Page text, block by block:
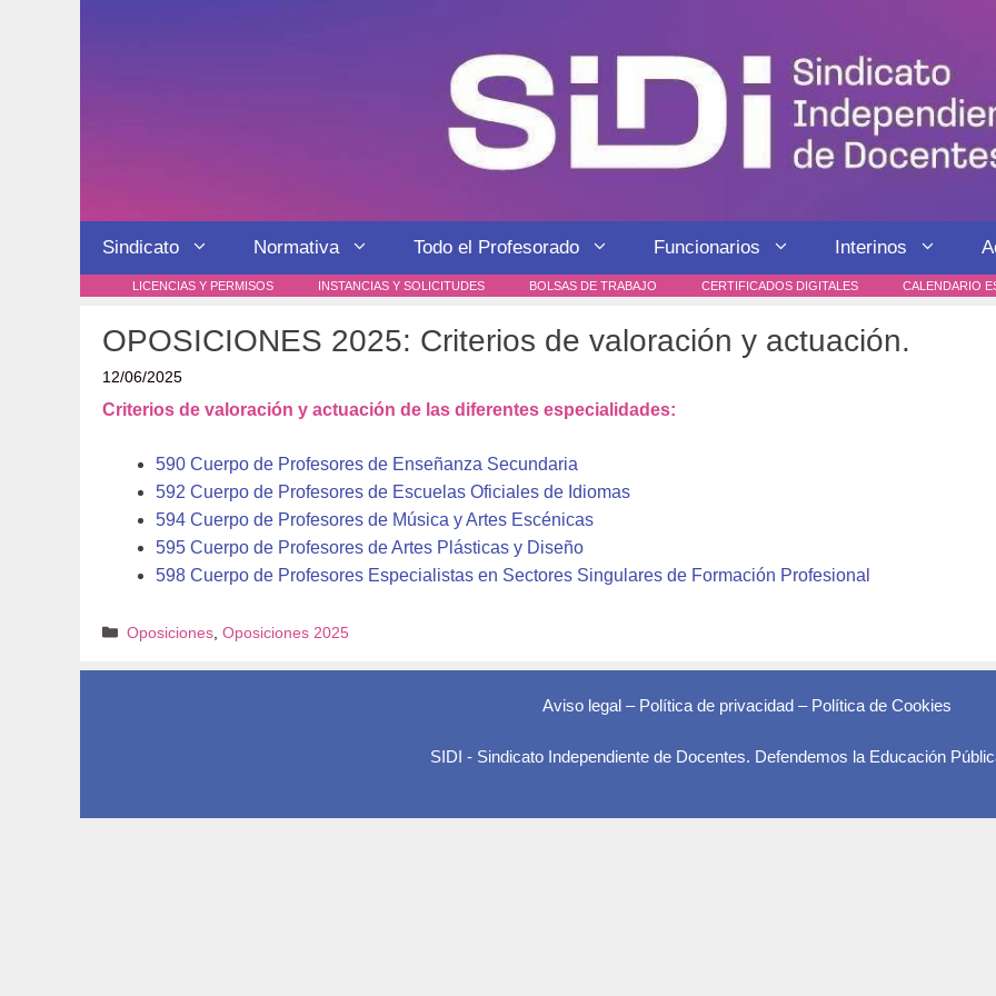
Sindicato Normativa Todo el Profesorado Funcionarios Interinos
LICENCIAS Y PERMISOS INSTANCIAS Y SOLICITUDES BOLSAS DE TRABAJO CERTIFICADOS DIGITALES CALENDARIO
OPOSICIONES 2025: Criterios de valoración y actuación.
12/06/2025
Criterios de valoración y actuación de las diferentes especialidades:
590 Cuerpo de Profesores de Enseñanza Secundaria
592 Cuerpo de Profesores de Escuelas Oficiales de Idiomas
594 Cuerpo de Profesores de Música y Artes Escénicas
595 Cuerpo de Profesores de Artes Plásticas y Diseño
598 Cuerpo de Profesores Especialistas en Sectores Singulares de Formación Profesional
Categorías
Oposiciones, Oposiciones 2025
Aviso legal – Política de privacidad – Política de Cookies
SIDI - Sindicato Independiente de Docentes. Defendemos la Educación